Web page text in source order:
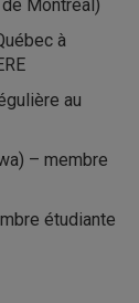
Montréal)
à
au
– membre
étudiante